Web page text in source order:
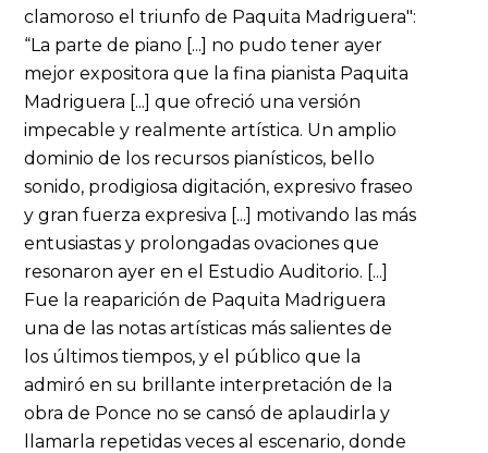
clamoroso el triunfo de Paquita Madriguera":
“La parte de piano [...] no pudo tener ayer
mejor expositora que la fina pianista Paquita
Madriguera [...] que ofreció una versión
impecable y realmente artística. Un amplio
dominio de los recursos pianísticos, bello
sonido, prodigiosa digitación, expresivo fraseo
y gran fuerza expresiva [...] motivando las más
entusiastas y prolongadas ovaciones que
resonaron ayer en el Estudio Auditorio. [...]
Fue la reaparición de Paquita Madriguera
una de las notas artísticas más salientes de
los últimos tiempos, y el público que la
admiró en su brillante interpretación de la
obra de Ponce no se cansó de aplaudirla y
llamarla repetidas veces al escenario, donde